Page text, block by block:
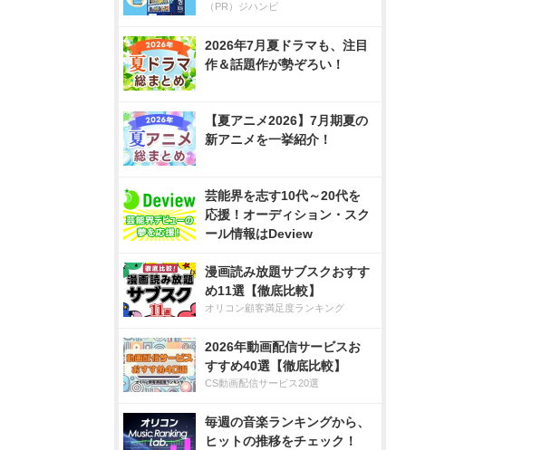
（PR）ジハンピ
2026年7月夏ドラマも、注目
作＆話題作が勢ぞろい！
【夏アニメ2026】7月期夏の
新アニメを一挙紹介！
芸能界を志す10代～20代を
応援！オーディション・スク
ール情報はDeview
漫画読み放題サブスクおすす
め11選【徹底比較】
オリコン顧客満足度ランキング
2026年動画配信サービスお
すすめ40選【徹底比較】
CS動画配信サービス20選
毎週の音楽ランキングから、
ヒットの推移をチェック！